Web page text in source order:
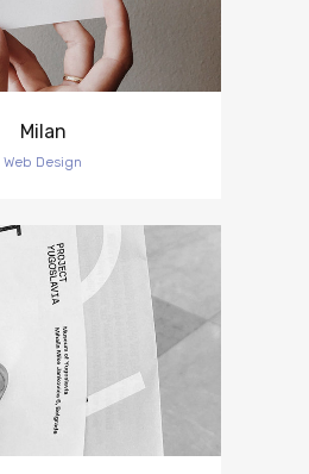
Milan
Web Design